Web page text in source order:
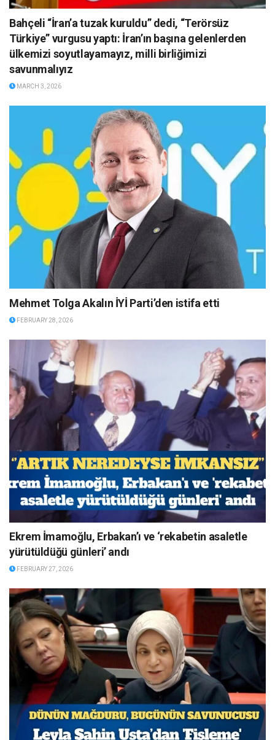
Bahçeli “İran’a tuzak kuruldu” dedi, “Terörsüz
Türkiye” vurgusu yaptı: İran’ın başına gelenlerden
ülkemizi soyutlayamayız, milli birliğimizi
savunmalıyız
MARCH 3, 2026
Mehmet Tolga Akalın İYİ Parti’den istifa etti
FEBRUARY 28, 2026
Ekrem İmamoğlu, Erbakan’ı ve ‘rekabetin asaletle
yürütüldüğü günleri’ andı
FEBRUARY 27, 2026